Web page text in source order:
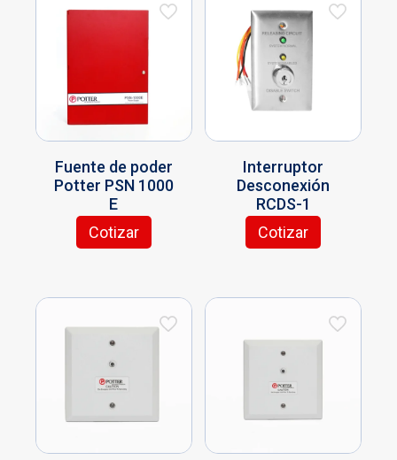
Fuente de poder
Potter PSN 1000
E
Cotizar
Interruptor
Desconexión
RCDS-1
Cotizar